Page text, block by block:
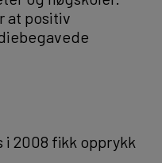
at positiv
i 2008 fikk opprykk